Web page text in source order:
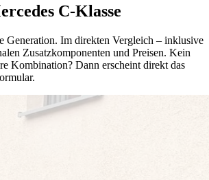
C-Klasse
Generation. Im direkten Vergleich – inklusive
Zusatzkomponenten und Preisen. Kein
Kombination? Dann erscheint direkt das